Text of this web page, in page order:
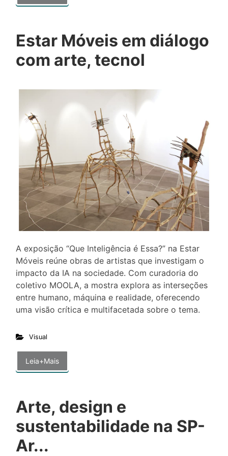
Estar Móveis em diálogo
com arte, tecnol
A exposição “Que Inteligência é Essa?” na Estar
Móveis reúne obras de artistas que investigam o
impacto da IA na sociedade. Com curadoria do
coletivo MOOLA, a mostra explora as interseções
entre humano, máquina e realidade, oferecendo
uma visão crítica e multifacetada sobre o tema.
Visual
Leia+Mais
Arte, design e
sustentabilidade na SP-
Ar...